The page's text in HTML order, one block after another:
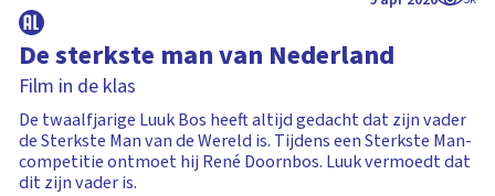
De sterkste man van Nederland
Film in de klas
De twaalfjarige Luuk Bos heeft altijd gedacht dat zijn vader
de Sterkste Man van de Wereld is. Tijdens een Sterkste Man-
competitie ontmoet hij René Doornbos. Luuk vermoedt dat
dit zijn vader is.